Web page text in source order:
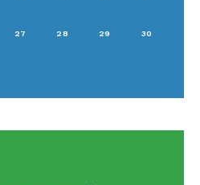
27 28 29 30